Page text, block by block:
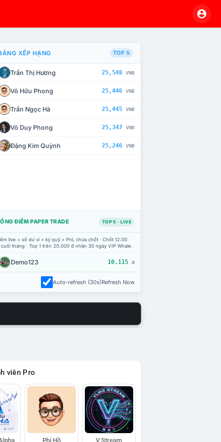
CHẾ TÀI XỬ LÝ VI PHẠM
XẾP HẠNG TOP 5
Trần Thị Hương 25,548 VNĐ
Võ Hữu Phong 25,446 VNĐ
Trần Ngọc Hà 25,445 VNĐ
Võ Duy Phong 25,347 VNĐ
Đặng Kim Quỳnh 25,246 VNĐ
ĐIỂM PAPER TRADE TOP 5 · LIVE
live = số dư ví + ký quỹ + PnL chưa chốt · Chốt 12:00
tháng · Top 1 trên 20.000 đ nhận 30 ngày VIP Whale.
Demo123 10.115 đ
Auto-refresh (30s)Refresh Now
viên Pro
Phí Hồ V Stream